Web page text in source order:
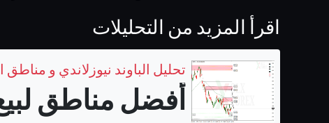
اقرأ المزيد من التحليلات
تحليل الباوند نيوزلاندي و مناطق
أفضل مناطق لبيع